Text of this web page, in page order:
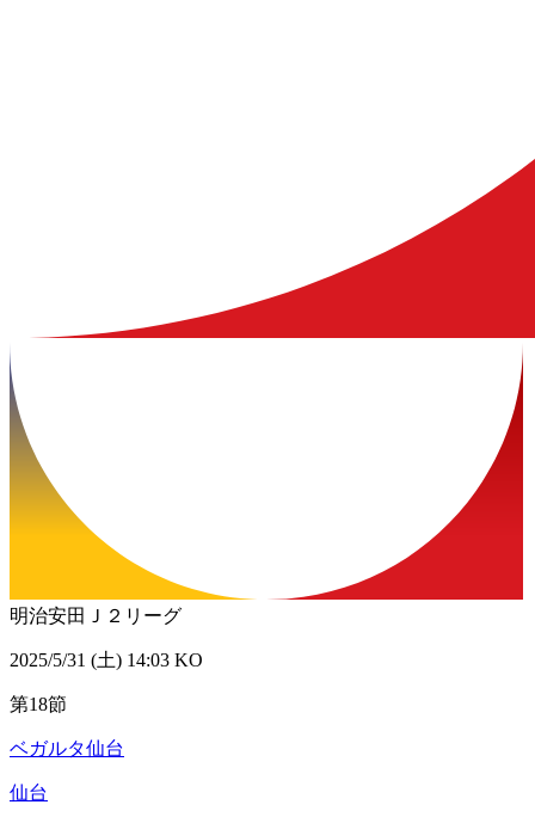
明治安田Ｊ２リーグ
2025/5/31 (土) 14:03 KO
第18節
ベガルタ仙台
仙台